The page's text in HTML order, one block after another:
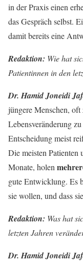
in der Praxis einen
das Gespräch selbst.
damit bereits eine
Redaktion: Wie hat
Patientinnen in den
Dr. Hamid Joneidi
jüngere Menschen,
Lebensveränderung
Entscheidung meist
Die meisten Patienten
Monate, holen
gute Entwicklung. Es
sie wollen, und dass
Redaktion: Was hat
letzten Jahren
Dr. Hamid Joneidi